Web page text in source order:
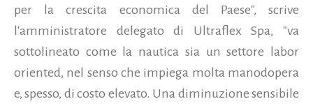
per la crescita economica del Paese", scrive
l'amministratore delegato di Ultraflex Spa, "va
sottolineato come la nautica sia un settore labor
oriented, nel senso che impiega molta manodopera
e, spesso, di costo elevato. Una diminuzione sensibile